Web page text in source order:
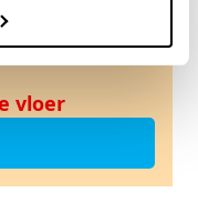
vloer